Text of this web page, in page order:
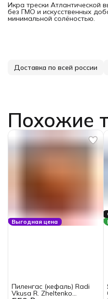
Икра трески Атлантической
без ГМО и искусственных
минимальной солёностью.
Доставка по всей россии
Похожие
Выгодная цена
Пиленгас (кефаль) Radi
Vkusa R. Zheltenko